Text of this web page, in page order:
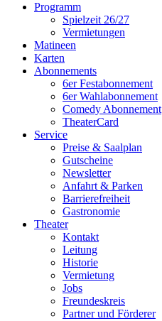
Programm
Spielzeit 26/27
Vermietungen
Matineen
Karten
Abonnements
6er Festabonnement
6er Wahlabonnement
Comedy Abonnement
TheaterCard
Service
Preise & Saalplan
Gutscheine
Newsletter
Anfahrt & Parken
Barrierefreiheit
Gastronomie
Theater
Kontakt
Leitung
Historie
Vermietung
Jobs
Freundeskreis
Partner und Förderer